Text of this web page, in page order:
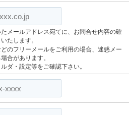
メールアドレス宛てに、お問合せ内容の確
たします。
のフリーメールをご利用の場合、迷惑メー
合があります。
ダ・設定等をご確認下さい。